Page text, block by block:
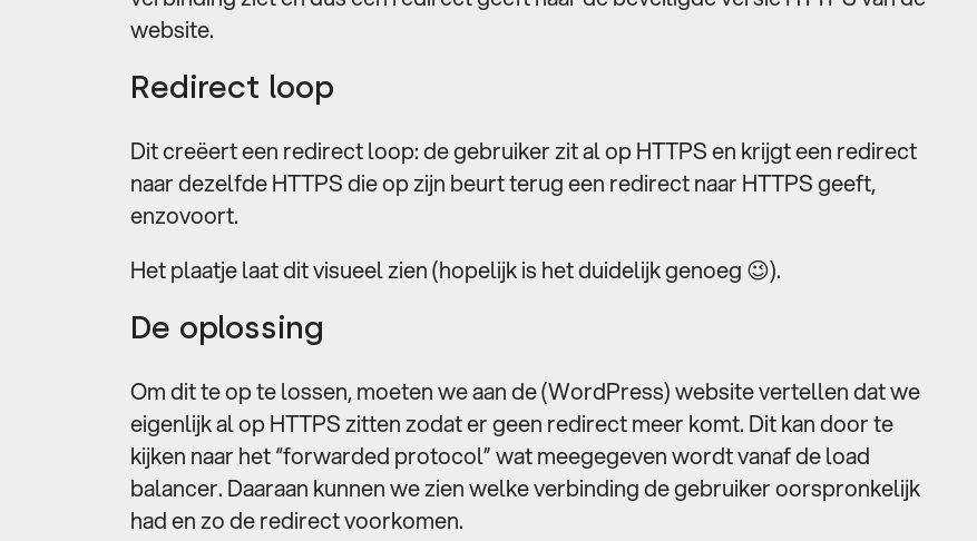
website.
Redirect loop
Dit creëert een redirect loop: de gebruiker zit al op HTTPS en krijgt een redirect
naar dezelfde HTTPS die op zijn beurt terug een redirect naar HTTPS geeft,
enzovoort.
Het plaatje laat dit visueel zien (hopelijk is het duidelijk genoeg 😉).
De oplossing
Om dit te op te lossen, moeten we aan de (WordPress) website vertellen dat we
eigenlijk al op HTTPS zitten zodat er geen redirect meer komt. Dit kan door te
kijken naar het “forwarded protocol” wat meegegeven wordt vanaf de load
balancer. Daaraan kunnen we zien welke verbinding de gebruiker oorspronkelijk
had en zo de redirect voorkomen.